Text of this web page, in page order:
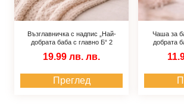
Възглавничка с надпис „Най-
добрата баба с главно Б“ 2
19.99 лв. лв.
Преглед
Чаша за
добрата